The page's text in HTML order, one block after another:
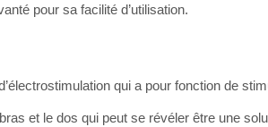
pour sa facilité d’utilisation.
qui a pour fonction de
et le dos qui peut se révéler être une